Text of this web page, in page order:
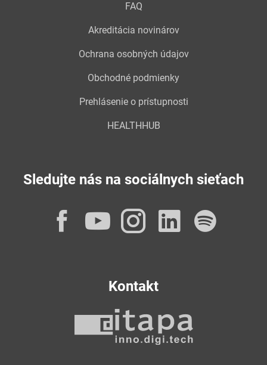
FAQ
Akreditácia novinárov
Ochrana osobných údajov
Obchodné podmienky
Prehlásenie o prístupnosti
HEALTHHUB
Sledujte nás na sociálnych sieťach
Facebook
YouTube
Instagram
Kontakt